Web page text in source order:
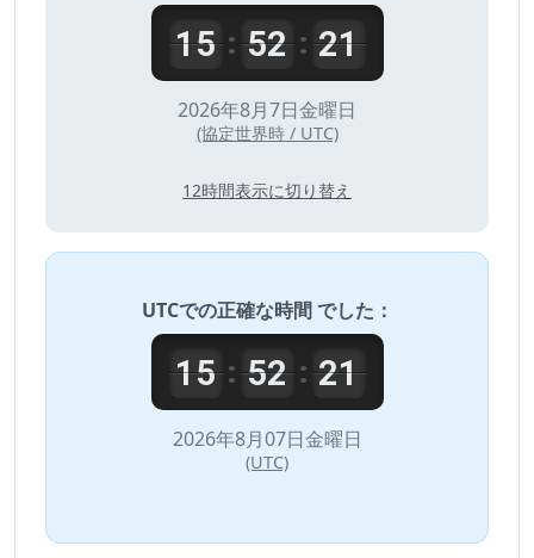
15: 52: 21
2026年8月7日金曜日
(協定世界時 / UTC)
12時間表示に切り替え
UTCでの正確な時間 でした：
15: 52: 21
2026年8月07日金曜日
(UTC)